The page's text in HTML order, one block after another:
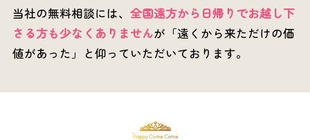
当社の無料相談には、 全国遠方から日帰りでお越し下
さる方も少なくありませんが「遠くから来ただけの価
値があった」と仰っていただいております。